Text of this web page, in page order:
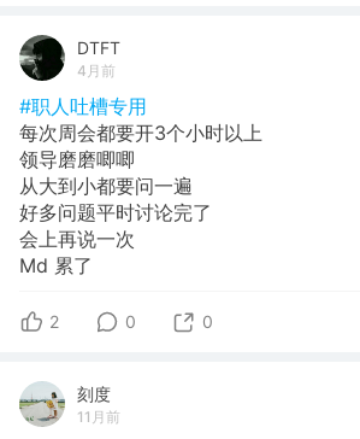
DTFT
4月前
#职人吐槽专用
每次周会都要开3个小时以上
领导磨磨唧唧
从大到小都要问一遍
好多问题平时讨论完了
会上再说一次
Md 累了
2 0 0
刻度
11月前